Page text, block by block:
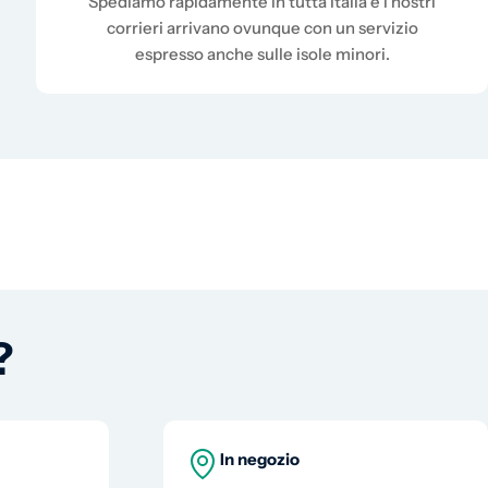
corrieri arrivano ovunque con un servizio
espresso anche sulle isole minori.
In negozio